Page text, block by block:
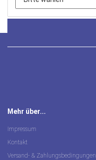
Mehr über...
Impressum
Kontakt
Versand- & Zahlungsbedingungen